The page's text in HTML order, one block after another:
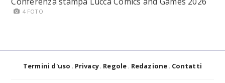
4 FOTO
Termini d'uso Privacy Regole Redazione Contatti